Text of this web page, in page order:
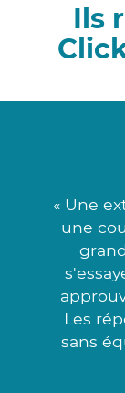
Ils
« Une
une
Les
sans